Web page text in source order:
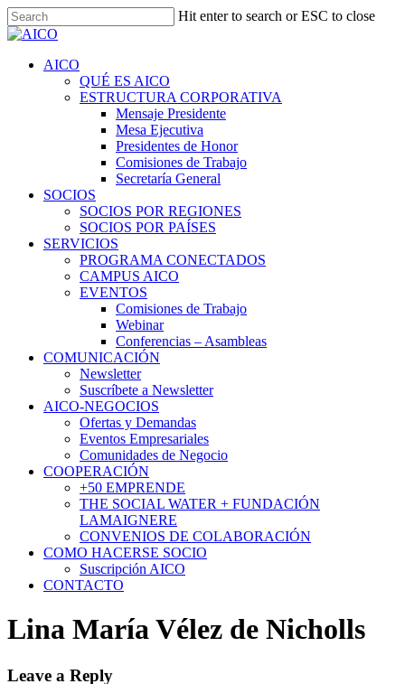
Skip
to
content
Hit enter to search or ESC to close
Close
Menu
AICO
QUÉ ES AICO
ESTRUCTURA CORPORATIVA
Mensaje Presidente
Mesa Ejecutiva
Presidentes de Honor
Comisiones de Trabajo
Secretaría General
SOCIOS
SOCIOS POR REGIONES
SOCIOS POR PAÍSES
SERVICIOS
PROGRAMA CONECTADOS
CAMPUS AICO
EVENTOS
Comisiones de Trabajo
Webinar
Conferencias – Asambleas
COMUNICACIÓN
Newsletter
Suscríbete a Newsletter
AICO-NEGOCIOS
Ofertas y Demandas
Eventos Empresariales
Comunidades de Negocio
COOPERACIÓN
+50 EMPRENDE
THE SOCIAL WATER + FUNDACIÓN
LAMAIGNERE
CONVENIOS DE COLABORACIÓN
COMO HACERSE SOCIO
Suscripción AICO
CONTACTO
Lina María Vélez de Nicholls
Leave a Reply